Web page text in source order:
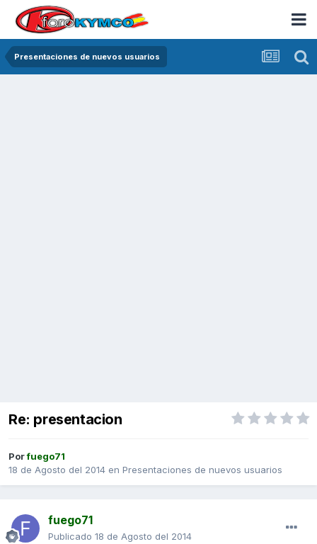
Presentaciones de nuevos usuarios
Re: presentacion
Porfuego71
18 de Agosto del 2014 en Presentaciones de nuevos usuarios
fuego71
Publicado 18 de Agosto del 2014